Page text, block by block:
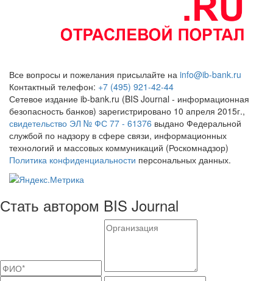
Все вопросы и пожелания присылайте на info@ib-bank.ru
Контактный телефон: +7 (495) 921-42-44
Сетевое издание ib-bank.ru (BIS Journal - информационная
безопасность банков) зарегистрировано 10 апреля 2015г.,
свидетельство ЭЛ № ФС 77 - 61376 выдано Федеральной
службой по надзору в сфере связи, информационных
технологий и массовых коммуникаций (Роскомнадзор)
Политика конфиденциальности персональных данных.
Стать автором BIS Journal